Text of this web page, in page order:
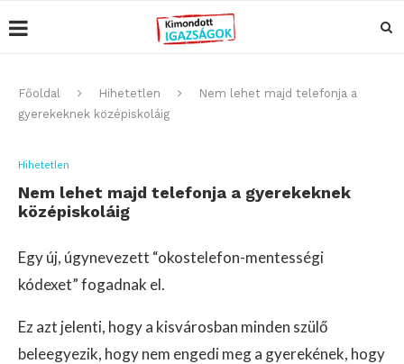
Főoldal Hihetetlen
Nem lehet majd telefonja a
gyerekeknek középiskoláig
Hihetetlen
Nem lehet majd telefonja a gyerekeknek
középiskoláig
Egy új, úgynevezett “okostelefon-mentességi
kódexet” fogadnak el.
Ez azt jelenti, hogy a kisvárosban minden szülő
beleegyezik, hogy nem engedi meg a gyerekének, hogy